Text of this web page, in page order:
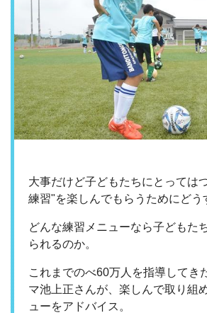
大事だけど子どもたちにとっては
練習"を楽しんでもらうためにどう
どんな練習メニューなら子どもた
られるのか。
これまでのべ60万人を指導してき
マ池上正さんが、楽しんで取り組
ューをアドバイス。